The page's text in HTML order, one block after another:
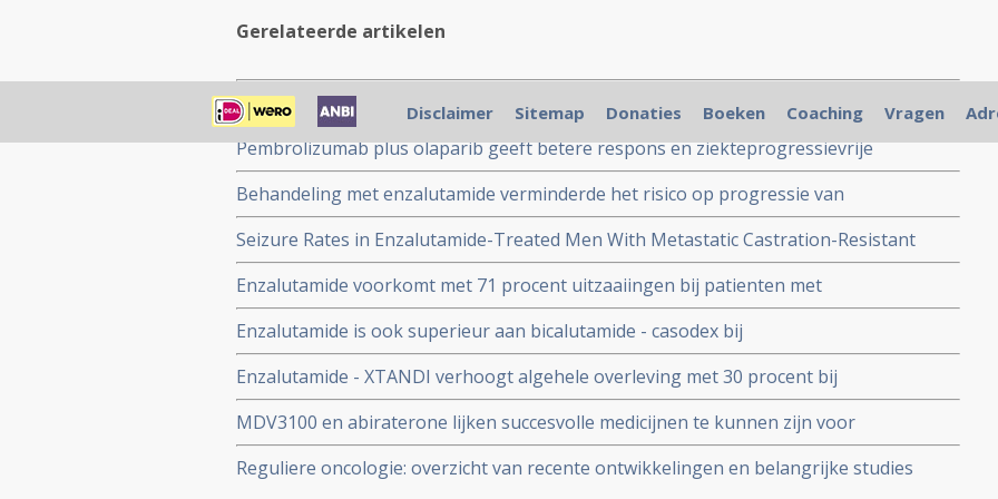
Gerelateerde artikelen
enzalutamide plus leuprolide - leuproreline (hormoontherapie) geeft langere
ziektevrije tijd bij prostaatkankerpatienten met stijgende PSA waarden na operatie of
bestraling
Pembrolizumab plus olaparib geeft betere respons en ziekteprogressievrije
overleving bij patiënten met eerder behandelde uitgezaaide prostaatkanker in
vergelijking met abirateron of enzalutamide maar niet statistisch significant copy 1
Behandeling met enzalutamide verminderde het risico op progressie van
prostaatkanker met 46 procent in vergelijking met patienten in een wait-and-see
beleid
Seizure Rates in Enzalutamide-Treated Men With Metastatic Castration-Resistant
Prostate Cancer and Risk of SeizureThe UPWARD Study
Enzalutamide voorkomt met 71 procent uitzaaiingen bij patienten met
hormoonresistente niet uitgezaaide prostaatkanker en oplopende PSA
Enzalutamide is ook superieur aan bicalutamide - casodex bij
prostaatkankerpatienten. Ziektevrije tijd stijgt mediaan van 5,8 naar 15,7 maanden.
PSA stijging 2,8 maanden versus nog niet bereikt na 20 maanden
Enzalutamide - XTANDI verhoogt algehele overleving met 30 procent bij
hormoonresistente mannen met uitgezaaide prostaatkanker in vergelijking met
placebo en progressie vrije tijd werd minimaal verlengd van 5,4 maanden naar 17,1
maanden
MDV3100 en abiraterone lijken succesvolle medicijnen te kunnen zijn voor
prostaatkankerpatienten waarbij de hormoontherapie niet meer werkt. Abiraterone is
inmiddels goedgekeurd als officieel medicijn door FDA
Reguliere oncologie: overzicht van recente ontwikkelingen en belangrijke studies
Disclaimer Sitemap Donaties Boeken Coaching Vragen